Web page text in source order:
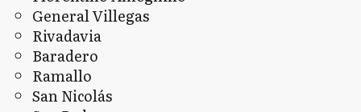
General Villegas
Rivadavia
Baradero
Ramallo
San Nicolás